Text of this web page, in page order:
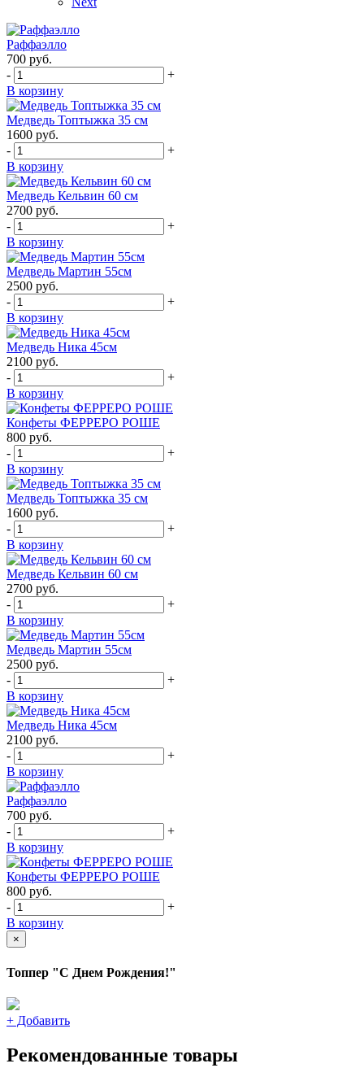
Раффаэлло
700 руб.
-
+
В корзину
Медведь Топтыжка 35 см
1600 руб.
-
+
В корзину
Медведь Кельвин 60 см
2700 руб.
-
+
В корзину
Медведь Мартин 55см
2500 руб.
-
+
В корзину
Медведь Ника 45см
2100 руб.
-
+
В корзину
Конфеты ФЕРРЕРО РОШЕ
800 руб.
-
+
В корзину
Медведь Топтыжка 35 см
1600 руб.
-
+
В корзину
Медведь Кельвин 60 см
2700 руб.
-
+
В корзину
Медведь Мартин 55см
2500 руб.
-
+
В корзину
Медведь Ника 45см
2100 руб.
-
+
В корзину
Раффаэлло
700 руб.
-
+
В корзину
Конфеты ФЕРРЕРО РОШЕ
800 руб.
-
+
В корзину
×
Топпер "С Днем Рождения!"
+ Добавить
Рекомендованные товары